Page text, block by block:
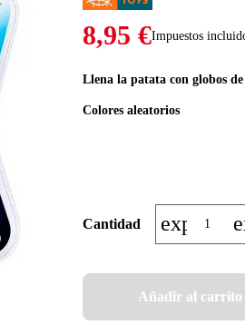
8,95 €Impuestos
Llena la patata con globos
Colores aleatorios
Cantidad
Añadir al carrito